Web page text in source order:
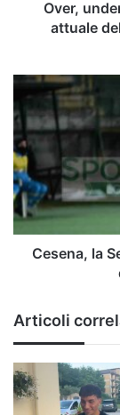
dell’Avellino
sul
mercato
Over,
attuale
Cesena,
la
Serie
A
bussa
per
Shpendi:
la
richiesta
Cesena, la
Articoli